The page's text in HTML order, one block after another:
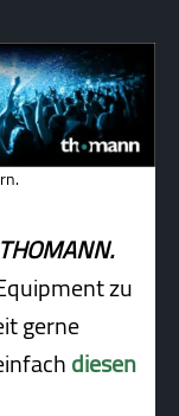
zu
gerne
diesen